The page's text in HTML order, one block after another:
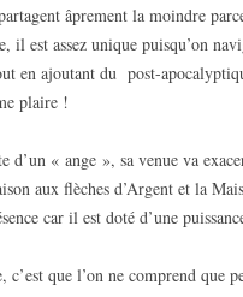
âprement la moindre
il est assez unique puisqu’on
en ajoutant du post-
plaire !
d’un « ange », sa venue va
aux flèches d’Argent et la
car il est doté d’une
c’est que l’on ne comprend que